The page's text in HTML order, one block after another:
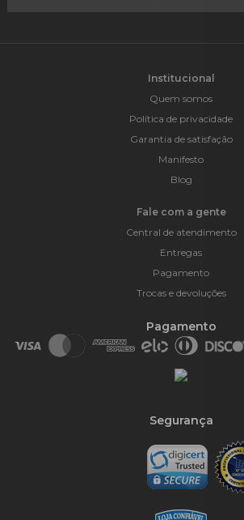
Institucional
Quem somos
Política de privacidade
Garantia de satisfação
Manifesto
Blog
Fale com a gente
Central de atendimento
Entregas
Pagamento
Trocas e devoluções
Pagamento
Segurança